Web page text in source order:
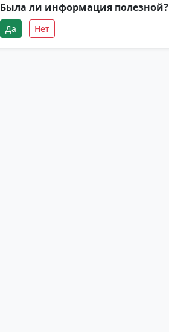
Была ли информация полезной?
Да Нет